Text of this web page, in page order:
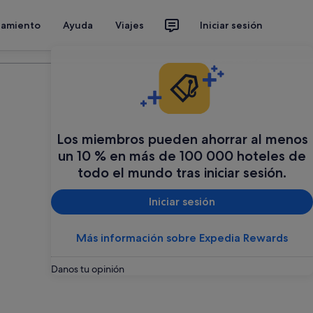
Ayuda Viajes Iniciar sesión
Los miembros pueden ahorrar al menos
un 10 % en más de 100 000 hoteles de
todo el mundo tras iniciar sesión.
Iniciar sesión
Más información sobre Expedia Rewards
Danos tu opinión